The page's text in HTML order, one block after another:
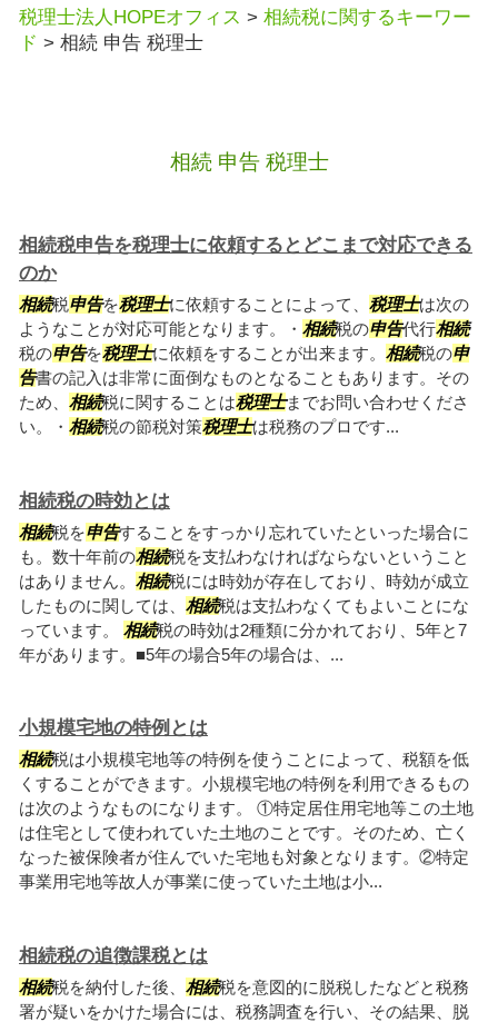
税理士法人HOPEオフィス > 相続税に関するキーワー
ド > 相続 申告 税理士
相続 申告 税理士
相続税申告を税理士に依頼するとどこまで対応できる
のか
相続税申告を税理士に依頼することによって、 税理士は次の
ようなことが対応可能となります。・ 相続税の申告代行相続
税の申告を税理士に依頼をすることが出来ます。 相続税の申
告書の記入は非常に面倒なものとなることもあります。その
ため、 相続税に関することは税理士までお問い合わせくださ
い。・ 相続税の節税対策税理士は税務のプロです...
相続税の時効とは
相続税を申告することをすっかり忘れていたといった場合に
も。数十年前の相続税を支払わなければならないということ
はありません。 相続税には時効が存在しており、時効が成立
したものに関しては、 相続税は支払わなくてもよいことにな
っています。 相続税の時効は2種類に分かれており、5年と7
年があります。■5年の場合5年の場合は、...
小規模宅地の特例とは
相続税は小規模宅地等の特例を使うことによって、税額を低
くすることができます。小規模宅地の特例を利用できるもの
は次のようなものになります。 ①特定居住用宅地等この土地
は住宅として使われていた土地のことです。そのため、亡く
なった被保険者が住んでいた宅地も対象となります。②特定
事業用宅地等故人が事業に使っていた土地は小...
相続税の追徴課税とは
相続税を納付した後、 相続税を意図的に脱税したなどと税務
署が疑いをかけた場合には、税務調査を行い、その結果、脱